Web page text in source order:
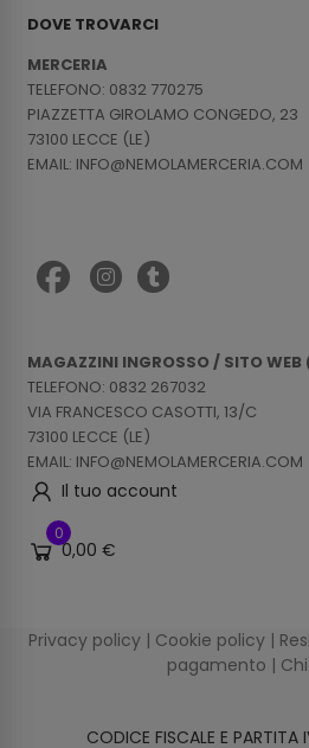
DOVE TROVARCI
MERCERIA
TELEFONO: 0832 770275
PIAZZETTA GIROLAMO CONGEDO, 23
73100 LECCE (LE)
EMAIL: INFO@NEMOLAMERCERIA.COM
MAGAZZINI INGROSSO / SITO WEB
TELEFONO: 0832 267032
VIA FRANCESCO CASOTTI, 13/C
73100 LECCE (LE)
EMAIL: INFO@NEMOLAMERCERIA.COM
Il tuo account
0
0,00 €
Privacy policy | Cookie policy |
pagamento |
CODICE FISCALE E